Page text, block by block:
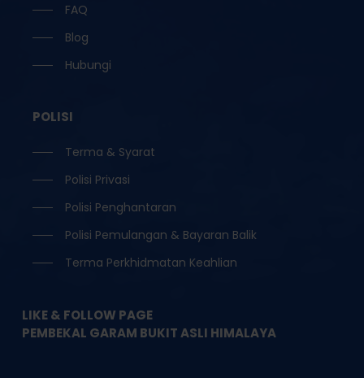
FAQ
Blog
Hubungi
POLISI
Terma & Syarat
Polisi Privasi
Polisi Penghantaran
Polisi Pemulangan & Bayaran Balik
Terma Perkhidmatan Keahlian
LIKE & FOLLOW PAGE
PEMBEKAL GARAM BUKIT ASLI HIMALAYA